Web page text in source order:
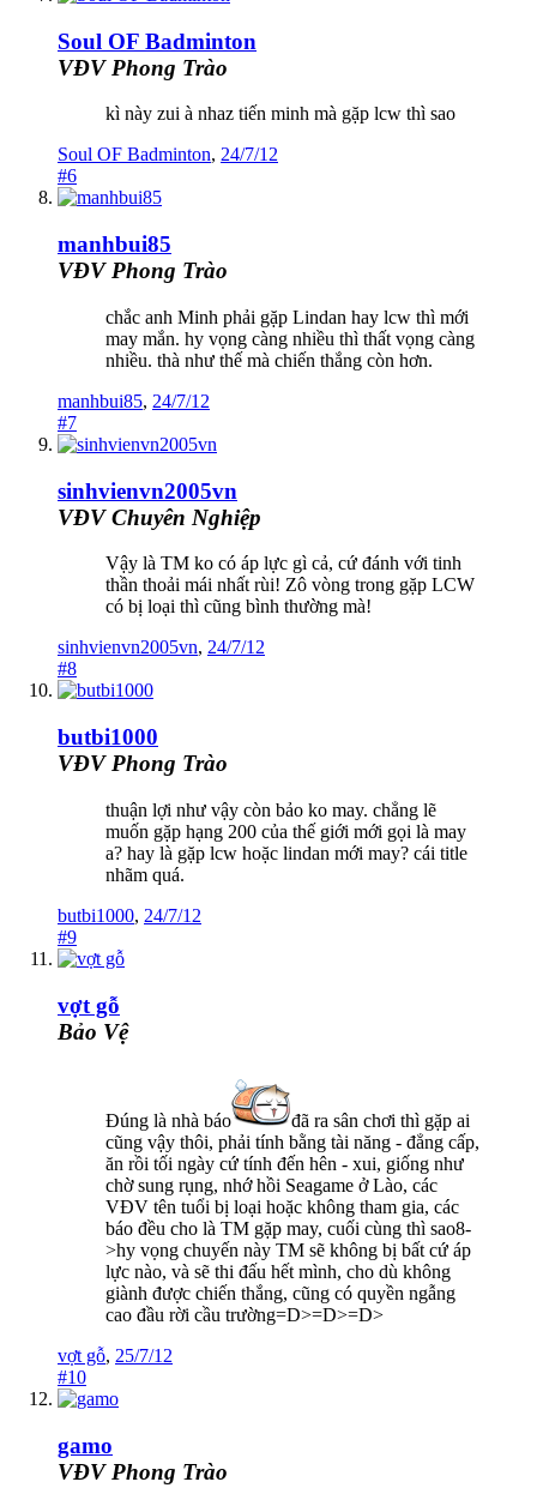
Soul OF Badminton
VĐV Phong Trào
kì này zui à nhaz tiến minh mà gặp lcw thì sao
Soul OF Badminton, 24/7/12
#6
manhbui85
VĐV Phong Trào
chắc anh Minh phải gặp Lindan hay lcw thì mới
may mắn. hy vọng càng nhiều thì thất vọng càng
nhiều. thà như thế mà chiến thắng còn hơn.
manhbui85, 24/7/12
#7
sinhvienvn2005vn
VĐV Chuyên Nghiệp
Vậy là TM ko có áp lực gì cả, cứ đánh với tinh
thần thoải mái nhất rùi! Zô vòng trong gặp LCW
có bị loại thì cũng bình thường mà!
sinhvienvn2005vn, 24/7/12
#8
butbi1000
VĐV Phong Trào
thuận lợi như vậy còn bảo ko may. chẳng lẽ
muốn gặp hạng 200 của thế giới mới gọi là may
a? hay là gặp lcw hoặc lindan mới may? cái title
nhãm quá.
butbi1000, 24/7/12
#9
vợt gỗ
Bảo Vệ
Đúng là nhà báo
đã ra sân chơi thì gặp ai
cũng vậy thôi, phải tính bằng tài năng - đẳng cấp,
ăn rồi tối ngày cứ tính đến hên - xui, giống như
chờ sung rụng, nhớ hồi Seagame ở Lào, các
VĐV tên tuổi bị loại hoặc không tham gia, các
báo đều cho là TM gặp may, cuối cùng thì sao8-
>hy vọng chuyến này TM sẽ không bị bất cứ áp
lực nào, và sẽ thi đấu hết mình, cho dù không
giành được chiến thắng, cũng có quyền ngẫng
cao đầu rời cầu trường=D>=D>=D>
vợt gỗ, 25/7/12
#10
gamo
VĐV Phong Trào